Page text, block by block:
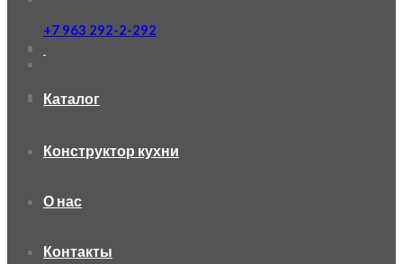
+7 963 292-2-292
Каталог
Конструктор кухни
О нас
Контакты